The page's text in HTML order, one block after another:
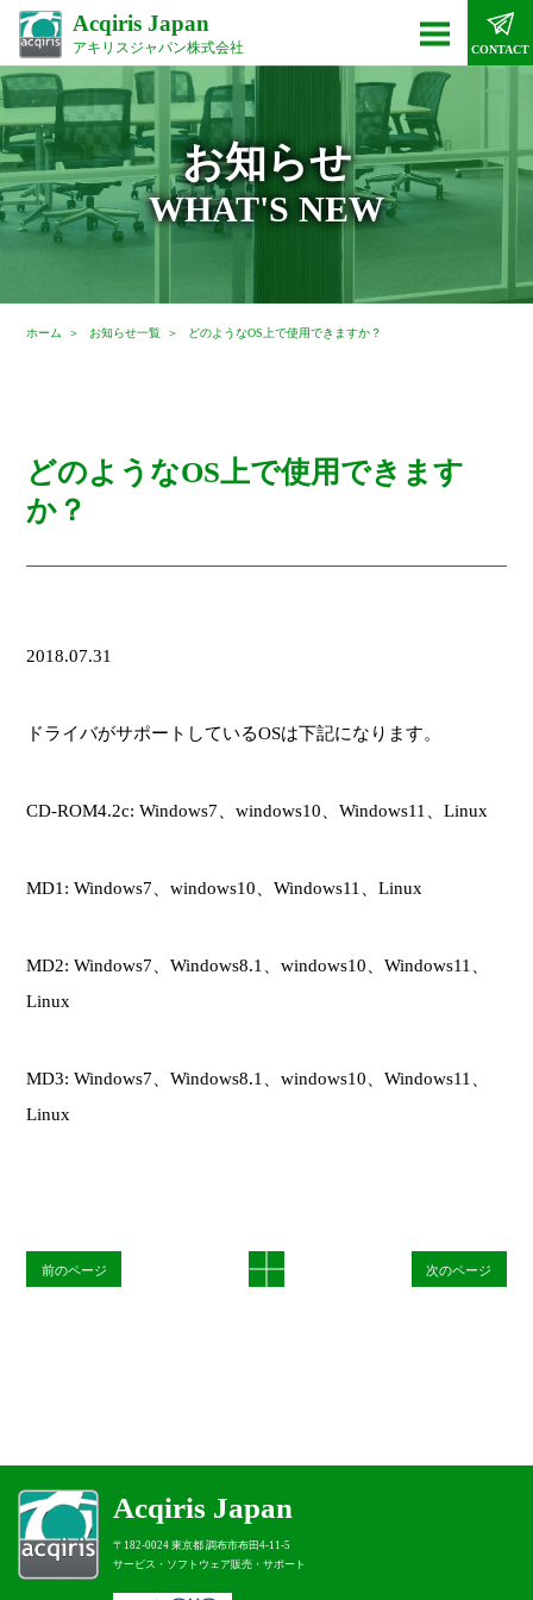
Acqiris Japan
アキリスジャパン株式会社 CONTACT
お知らせ
WHAT'S NEW
ホーム お知らせ一覧 どのようなOS上で使用できますか？
どのようなOS上で使用できます
か？
2018.07.31
ドライバがサポートしているOSは下記になります。
CD-ROM4.2c: Windows7、windows10、Windows11、Linux
MD1: Windows7、windows10、Windows11、Linux
MD2: Windows7、Windows8.1、windows10、Windows11、
Linux
MD3: Windows7、Windows8.1、windows10、Windows11、
Linux
前のページ 次のページ
Acqiris Japan
〒182-0024 東京都 調布市布田4-11-5
サービス・ソフトウェア販売・サポート